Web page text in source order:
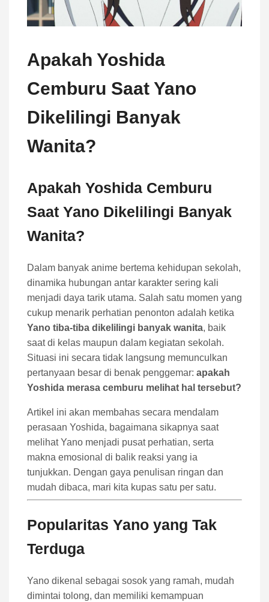
Apakah Yoshida
Cemburu Saat Yano
Dikelilingi Banyak
Wanita?
Apakah Yoshida Cemburu
Saat Yano Dikelilingi Banyak
Wanita?
Dalam banyak anime bertema kehidupan sekolah,
dinamika hubungan antar karakter sering kali
menjadi daya tarik utama. Salah satu momen yang
cukup menarik perhatian penonton adalah ketika
Yano tiba-tiba dikelilingi banyak wanita, baik
saat di kelas maupun dalam kegiatan sekolah.
Situasi ini secara tidak langsung memunculkan
pertanyaan besar di benak penggemar: apakah
Yoshida merasa cemburu melihat hal tersebut?
Artikel ini akan membahas secara mendalam
perasaan Yoshida, bagaimana sikapnya saat
melihat Yano menjadi pusat perhatian, serta
makna emosional di balik reaksi yang ia
tunjukkan. Dengan gaya penulisan ringan dan
mudah dibaca, mari kita kupas satu per satu.
Popularitas Yano yang Tak
Terduga
Yano dikenal sebagai sosok yang ramah, mudah
dimintai tolong, dan memiliki kemampuan